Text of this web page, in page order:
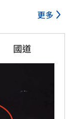
更多
國道